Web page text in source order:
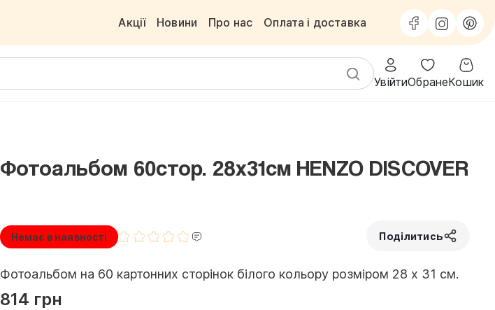
Акції Новини Про нас Оплата і доставка
УвійтиОбранеКошик
Фотоальбом 60стор. 28х31см HENZO DISCOVER
Немає в наявності Поділитись
Фотоальбом на 60 картонних сторінок білого кольору розміром 28 х 31 см.
814 грн